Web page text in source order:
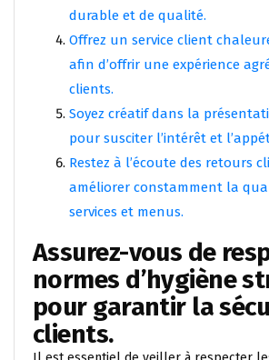
durable et de qualité.
Offrez un service client
afin d’offrir une expérience
clients.
Soyez créatif dans la
pour susciter l’intérêt et
Restez à l’écoute des retours
améliorer constamment la
services et menus.
Assurez-vous de
normes d’hygiène
pour garantir la
clients.